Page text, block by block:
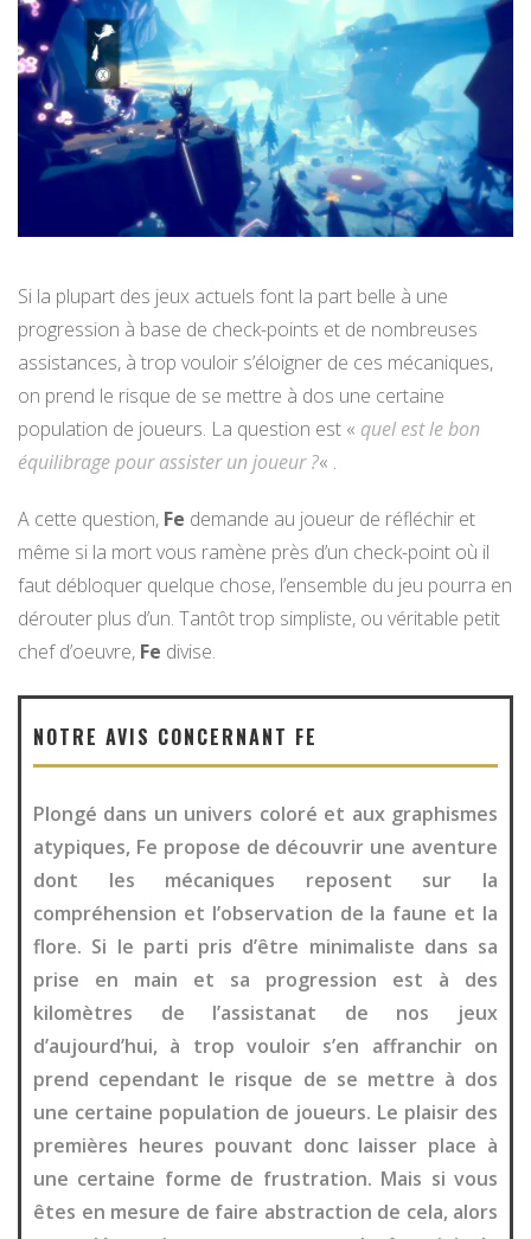
Si la plupart des jeux actuels font la part belle à une
progression à base de check-points et de nombreuses
assistances, à trop vouloir s’éloigner de ces mécaniques,
on prend le risque de se mettre à dos une certaine
population de joueurs. La question est « quel est le bon
équilibrage pour assister un joueur ?« .
A cette question, Fe demande au joueur de réfléchir et
même si la mort vous ramène près d’un check-point où il
faut débloquer quelque chose, l’ensemble du jeu pourra en
dérouter plus d’un. Tantôt trop simpliste, ou véritable petit
chef d’oeuvre, Fe divise.
NOTRE AVIS CONCERNANT FE
Plongé dans un univers coloré et aux graphismes
atypiques, Fe propose de découvrir une aventure
dont les mécaniques reposent sur la
compréhension et l’observation de la faune et la
flore. Si le parti pris d’être minimaliste dans sa
prise en main et sa progression est à des
kilomètres de l’assistanat de nos jeux
d’aujourd’hui, à trop vouloir s’en affranchir on
prend cependant le risque de se mettre à dos
une certaine population de joueurs. Le plaisir des
premières heures pouvant donc laisser place à
une certaine forme de frustration. Mais si vous
êtes en mesure de faire abstraction de cela, alors